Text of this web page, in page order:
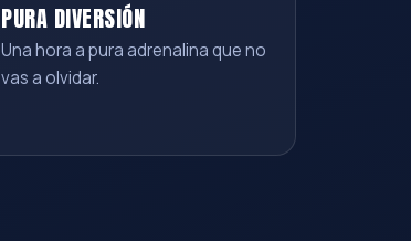
PURA DIVERSIÓN
Una hora a pura adrenalina que no
vas a olvidar.